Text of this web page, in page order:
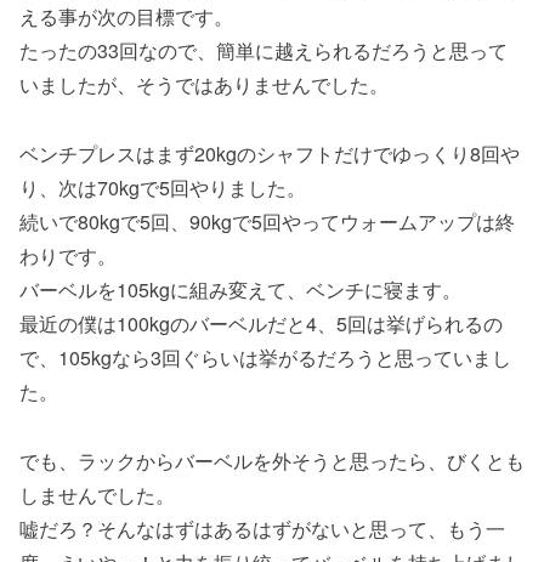
える事が次の目標です。
たったの33回なので、簡単に越えられるだろうと思って
いましたが、そうではありませんでした。
ベンチプレスはまず20kgのシャフトだけでゆっくり8回や
り、次は70kgで5回やりました。
続いで80kgで5回、90kgで5回やってウォームアップは終
わりです。
バーベルを105kgに組み変えて、ベンチに寝ます。
最近の僕は100kgのバーベルだと4、5回は挙げられるの
で、105kgなら3回ぐらいは挙がるだろうと思っていまし
た。
でも、ラックからバーベルを外そうと思ったら、びくとも
しませんでした。
嘘だろ？そんなはずはあるはずがないと思って、もう一